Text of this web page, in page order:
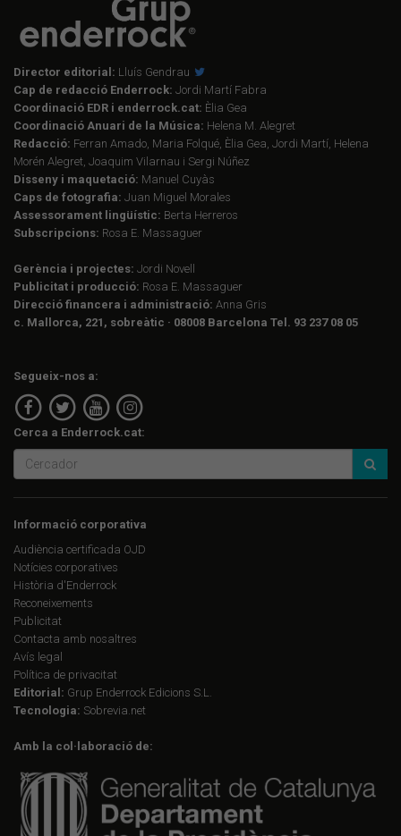
Director editorial: Lluís Gendrau
Cap de redacció Enderrock: Jordi Martí Fabra
Coordinació EDR i enderrock.cat: Èlia Gea
Coordinació Anuari de la Música: Helena M. Alegret
Redacció: Ferran Amado, Maria Folqué, Èlia Gea, Jordi Martí, Helena
Morén Alegret, Joaquim Vilarnau i Sergi Núñez
Disseny i maquetació: Manuel Cuyàs
Caps de fotografia: Juan Miguel Morales
Assessorament lingüístic: Berta Herreros
Subscripcions: Rosa E. Massaguer
Gerència i projectes: Jordi Novell
Publicitat i producció: Rosa E. Massaguer
Direcció financera i administració: Anna Gris
c. Mallorca, 221, sobreàtic · 08008 Barcelona Tel. 93 237 08 05
Segueix-nos a:
Cerca a Enderrock.cat:
Informació corporativa
Audiència certificada OJD
Notícies corporatives
Història d'Enderrock
Reconeixements
Publicitat
Contacta amb nosaltres
Avís legal
Política de privacitat
Editorial: Grup Enderrock Edicions S.L.
Tecnologia: Sobrevia.net
Amb la col·laboració de: